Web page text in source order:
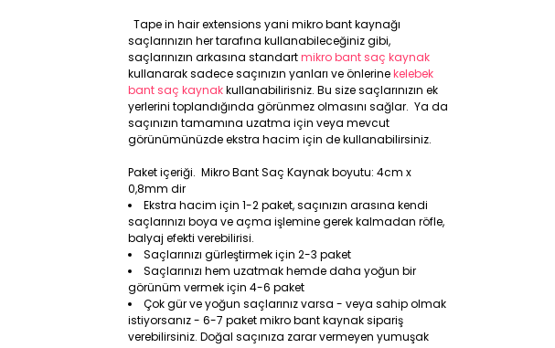
Tape in hair extensions yani mikro bant kaynağı
saçlarınızın her tarafına kullanabileceğiniz gibi,
saçlarınızın arkasına standartmikro bant saç kaynak
kullanarak sadece saçınızın yanları ve önlerinekelebek
bant saç kaynakkullanabilirisniz. Bu size saçlarınızın ek
yerlerini toplandığında görünmez olmasını sağlar. Ya da
saçınızın tamamına uzatma için veya mevcut
görünümünüzde ekstra hacim için de kullanabilirsiniz.
Paket içeriği. Mikro Bant Saç Kaynak boyutu: 4cm x
0,8mm dir
Ekstra hacim için 1-2 paket, saçınızın arasına kendi
saçlarınızı boya ve açma işlemine gerek kalmadan röfle,
balyaj efekti verebilirisi.
Saçlarınızı gürleştirmek için 2-3 paket
Saçlarınızı hem uzatmak hemde daha yoğun bir
görünüm vermek için 4-6 paket
Çok gür ve yoğun saçlarınız varsa - veya sahip olmak
istiyorsanız - 6-7 paket mikro bant kaynak sipariş
verebilirsiniz. Doğal saçınıza zarar vermeyen yumuşak